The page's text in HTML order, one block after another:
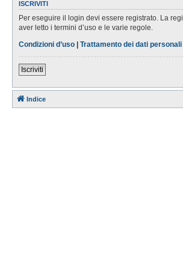
ISCRIVITI
Per eseguire il login devi essere registrato. La
aver letto i termini d’uso e le varie regole.
Condizioni d’uso | Trattamento dei dati personali
Iscriviti
Indice